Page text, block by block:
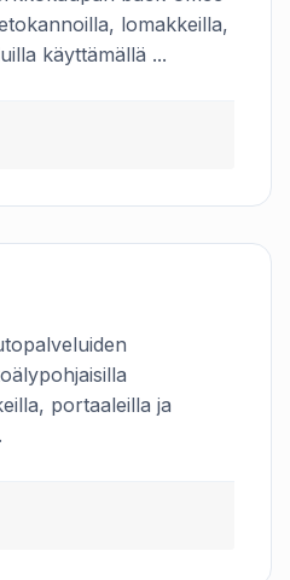
lomakkeilla,
käyttämällä ...
portaaleilla ja